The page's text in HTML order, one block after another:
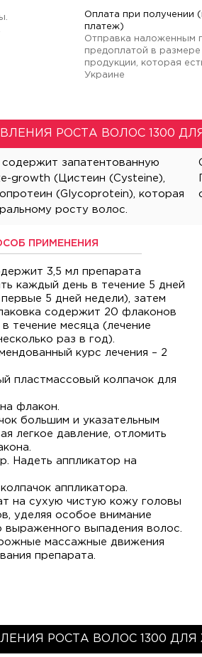
Оплата при получении
платеж)
Отправка наложенным
предоплатой в
продукции, которая
Украине
РОСТА ВОЛОС 1300
ПРИМЕНЕНИЯ
3,5 мл препарата
каждый день в течение 5 дней
5 дней недели), затем
содержит 20 флаконов
течение месяца (лечение
раз в год).
курс лечения – 2
пластмассовый колпачок для
флакон.
большим и указательным
легкое давление, отломить
Надеть аппликатор на
аппликатора.
на сухую чистую кожу головы
уделяя особое внимание
выраженного выпадения волос.
массажные движения
препарата.
РОСТА ВОЛОС 1300